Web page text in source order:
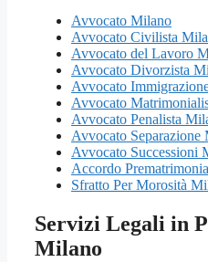
Avvocato Milano
Avvocato Civilista
Avvocato del Lavoro
Avvocato Divorzista
Avvocato
Avvocato
Avvocato Penalista
Avvocato Separazione
Avvocato Successioni
Accordo
Sfratto Per Morosità
Servizi Legali in
Milano